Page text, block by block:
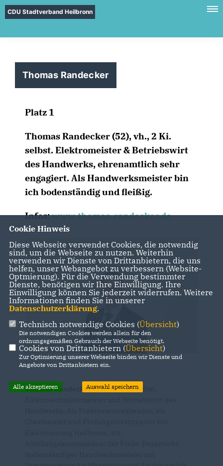
CDU Stadtverband Heilbronn
Thomas Randecker
Platz 1
Thomas Randecker (52), vh., 2 Ki.
selbst. Elektromeister & Betriebswirt
des Handwerks, ehrenamtlich sehr
engagiert. Als Handwerksmeister bin
ich bodenständig und fleißig.
Infos:www.thomas-randecker.de
Thomas Randecker(52), vh. 2 Ki.selbst.
Cookie Hinweis
Diese Webseite verwendet Cookies, die notwendig
sind, um die Webseite zu nutzen. Weiterhin
verwenden wir Dienste von Drittanbietern, die uns
helfen, unser Webangebot zu verbessern (Website-
Optmierung). Für die Verwendung bestimmter
Dienste, benötigen wir Ihre Einwilligung. Ihre
Einwilligung können Sie jederzeit widerrufen. Weitere
Informationen finden Sie in unserer
Datenschutzerklärung.
Technisch notwendige Cookies (Übersicht)
Die notwendigen Cookies werden allein für den
ordnungsgemäßen Gebrauch der Webseite benötigt.
Cookies von Drittanbietern (Übersicht)
Zur Optimierung unserer Webseite binden wir Dienste und
Angebote von Drittanbietern ein.
Alle akzeptieren Auswahl speichern